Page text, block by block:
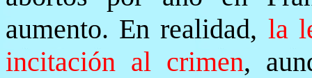
aumento. En realidad, la
incitación al crimen,